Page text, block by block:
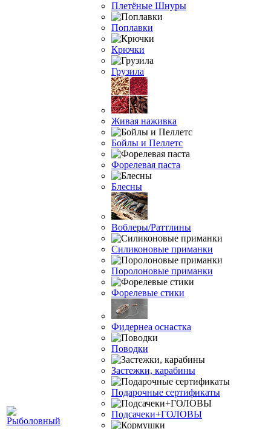
Плетёные Шнуры
Поплавки
Крючки
Грузила
Живая наживка
Бойлы и Пеллетс
Форелевая паста
Блесны
Воблеры/Раттлины
Силиконовые приманки
Поролоновые приманки
Форелевые стики
Фидернеа оснастка
Поводки
Застежки, карабины
Подарочные сертификаты
Подсачеки+ГОЛОВЫ